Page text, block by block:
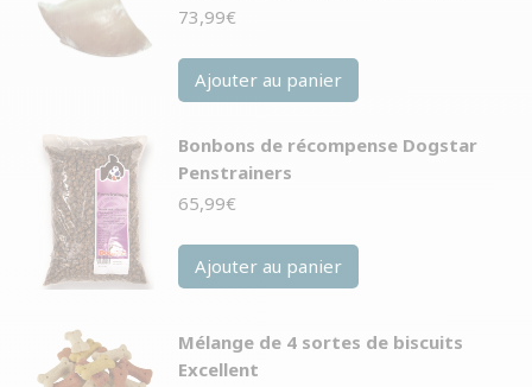
73,99€
Ajouter au panier
Bonbons de récompense Dogstar
Penstrainers
65,99€
Ajouter au panier
Mélange de 4 sortes de biscuits
Excellent